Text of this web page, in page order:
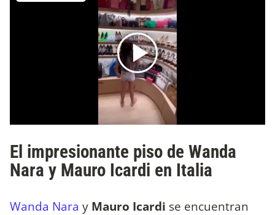
El impresionante piso de Wanda
Nara y Mauro Icardi en Italia
Wanda Nara y Mauro Icardi se encuentran